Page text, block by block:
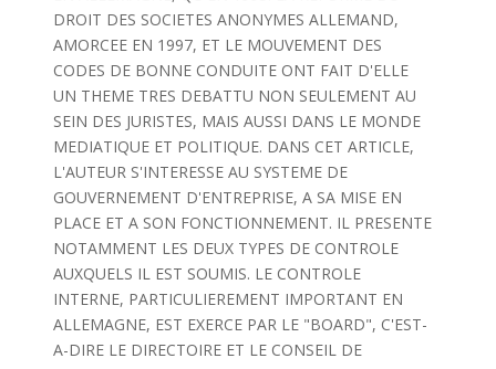
DROIT DES SOCIETES ANONYMES ALLEMAND,
AMORCEE EN 1997, ET LE MOUVEMENT DES
CODES DE BONNE CONDUITE ONT FAIT D'ELLE
UN THEME TRES DEBATTU NON SEULEMENT AU
SEIN DES JURISTES, MAIS AUSSI DANS LE MONDE
MEDIATIQUE ET POLITIQUE. DANS CET ARTICLE,
L'AUTEUR S'INTERESSE AU SYSTEME DE
GOUVERNEMENT D'ENTREPRISE, A SA MISE EN
PLACE ET A SON FONCTIONNEMENT. IL PRESENTE
NOTAMMENT LES DEUX TYPES DE CONTROLE
AUXQUELS IL EST SOUMIS. LE CONTROLE
INTERNE, PARTICULIEREMENT IMPORTANT EN
ALLEMAGNE, EST EXERCE PAR LE "BOARD", C'EST-
A-DIRE LE DIRECTOIRE ET LE CONSEIL DE